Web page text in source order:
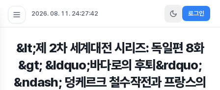
2026. 08. 11. 24:27:43 로그인
&lt;제 2차 세계대전 시리즈: 독일편 8화
&gt; &ldquo;바다로의 후퇴&rdquo;
&ndash; 덩케르크 철수작전과 프랑스의